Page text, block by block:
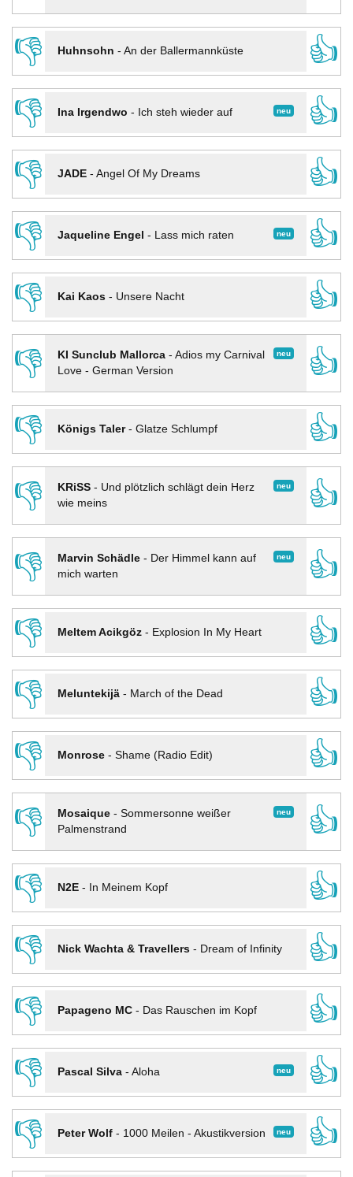
👎
Huhnsohn - An der Ballermannküste
👍
👎
neu
Ina Irgendwo - Ich steh wieder auf
👍
👎
JADE- Angel Of My Dreams
👍
👎
neu
Jaqueline Engel - Lass mich raten
👍
👎
Kai Kaos- Unsere Nacht
👍
👎
neu
KI Sunclub Mallorca- Adios my Carnival
Love - German Version
👍
👎
Königs Taler- Glatze Schlumpf
👍
👎
neu
KRiSS- Und plötzlich schlägt dein Herz
wie meins
👍
👎 neu
Marvin Schädle- Der Himmel kann auf
mich warten
👍
👎
Meltem Acikgöz- Explosion In My Heart
👍
👎
Meluntekijä- March of the Dead
👍
👎
Monrose- Shame (Radio Edit)
👍
👎
neu
Mosaique- Sommersonne weißer
Palmenstrand
👍
👎
N2E- In Meinem Kopf
👍
👎
Nick Wachta & Travellers- Dream of Infinity
👍
👎
Papageno MC- Das Rauschen im Kopf
👍
👎
neu
Pascal Silva- Aloha
👍
👎
neu
Peter Wolf- 1000 Meilen - Akustikversion
👍